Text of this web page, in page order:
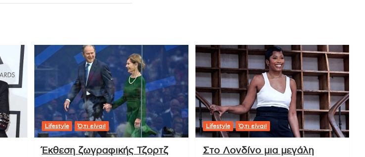
Lifestyle Ό,τι είναι!
Έκθεση ζωγραφικής Τζορτζ
Lifestyle Ό,τι είναι!
Στο Λονδίνο μια μεγάλη